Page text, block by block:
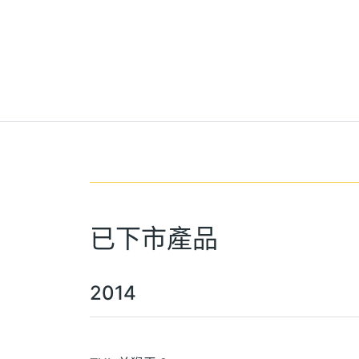
已下市產品
2014